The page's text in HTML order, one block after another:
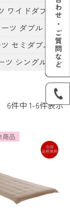
イドダブル
ツ ダブル
セミダブル
シングル
6件中 1-6件表示
商品